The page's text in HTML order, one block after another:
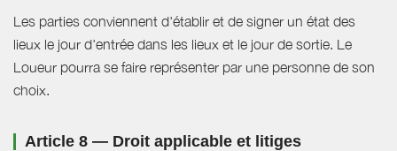
Les parties conviennent d'établir et de signer un état des
lieux le jour d'entrée dans les lieux et le jour de sortie. Le
Loueur pourra se faire représenter par une personne de son
choix.
Article 8 — Droit applicable et litiges